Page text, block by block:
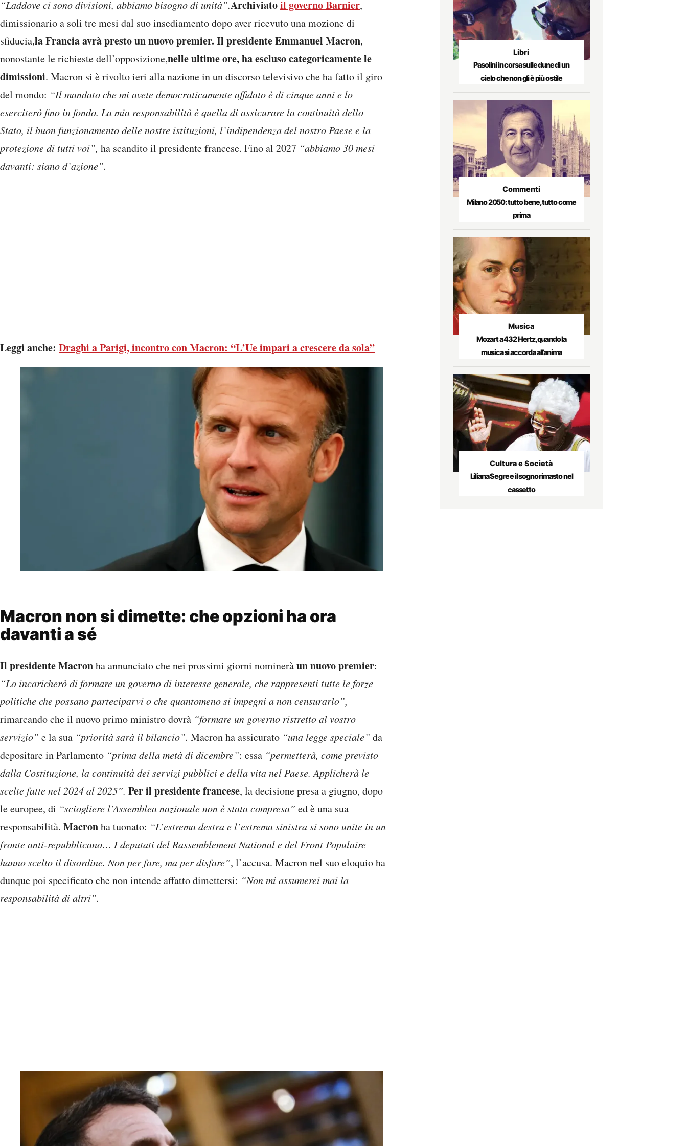
“Laddove ci sono divisioni, abbiamo bisogno di unità”.Archiviatoil governo Barnier,
dimissionario a soli tre mesi dal suo insediamento dopo aver ricevuto una mozione di
sfiducia,la Francia avrà presto un nuovo premier. Il presidente Emmanuel Macron,
nonostante le richieste dell’opposizione,nelle ultime ore, ha escluso categoricamente le
dimissioni. Macron si è rivolto ieri alla nazione in un discorso televisivo che ha fatto il giro
del mondo: “Il mandato che mi avete democraticamente affidato è di cinque anni e lo
eserciterò fino in fondo. La mia responsabilità è quella di assicurare la continuità dello
Stato, il buon funzionamento delle nostre istituzioni, l’indipendenza del nostro Paese e la
protezione di tutti voi”, ha scandito il presidente francese. Fino al 2027 “abbiamo 30 mesi
davanti: siano d’azione”.
Leggi anche: Draghi a Parigi, incontro con Macron: “L’Ue impari a crescere da sola”
Macron non si dimette: che opzioni ha ora
davanti a sé
Il presidente Macronha annunciato che nei prossimi giorni nomineràun nuovo premier:
“Lo incaricherò di formare un governo di interesse generale, che rappresenti tutte le forze
politiche che possano parteciparvi o che quantomeno si impegni a non censurarlo”,
rimarcando che il nuovo primo ministro dovrà “formare un governo ristretto al vostro
servizio” e la sua “priorità sarà il bilancio”. Macron ha assicurato “una legge speciale” da
depositare in Parlamento “prima della metà di dicembre”: essa “permetterà, come previsto
dalla Costituzione, la continuità dei servizi pubblici e della vita nel Paese. Applicherà le
scelte fatte nel 2024 al 2025”. Per il presidente francese, la decisione presa a giugno, dopo
le europee, di “sciogliere l’Assemblea nazionale non è stata compresa” ed è una sua
responsabilità. Macronha tuonato: “L’estrema destra e l’estrema sinistra si sono unite in un
fronte anti-repubblicano… I deputati del Rassemblement National e del Front Populaire
hanno scelto il disordine. Non per fare, ma per disfare”, l’accusa. Macron nel suo eloquio ha
dunque poi specificato che non intende affatto dimettersi: “Non mi assumerei mai la
responsabilità di altri”.
Libri
Pasolini in corsa sulle dune di un
cielo che non gli è più ostile
Commenti
Milano 2050: tutto bene, tutto come
prima
Musica
Mozart a 432 Hertz, quando la
musica si accorda all’anima
Cultura e Società
Liliana Segre e il sogno rimasto nel
cassetto